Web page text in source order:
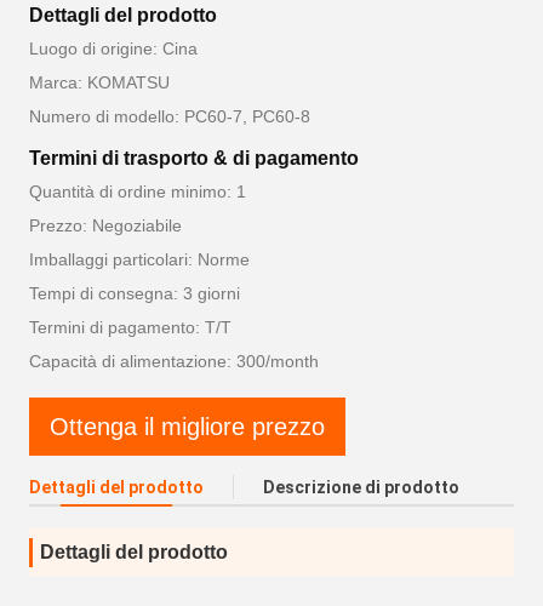
Dettagli del prodotto
Luogo di origine: Cina
Marca: KOMATSU
Numero di modello: PC60-7, PC60-8
Termini di trasporto & di pagamento
Quantità di ordine minimo: 1
Prezzo: Negoziabile
Imballaggi particolari: Norme
Tempi di consegna: 3 giorni
Termini di pagamento: T/T
Capacità di alimentazione: 300/month
Ottenga il migliore prezzo
Dettagli del prodotto Descrizione di prodotto
Dettagli del prodotto